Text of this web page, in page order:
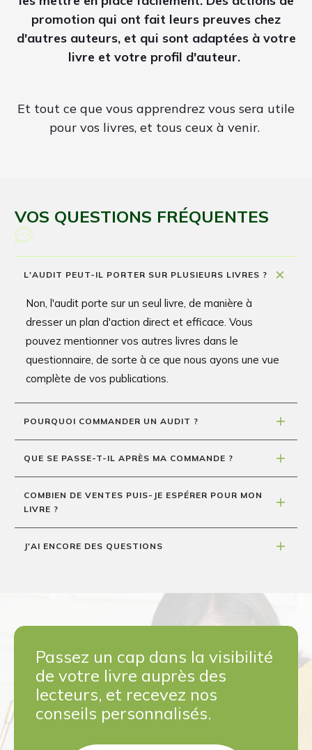
promotion qui ont fait leurs preuves chez
d'autres auteurs, et qui sont adaptées à votre
livre et votre profil d'auteur.
Et tout ce que vous apprendrez vous sera utile
pour vos livres, et tous ceux à venir.
VOS QUESTIONS FRÉQUENTES
L'AUDIT PEUT-IL PORTER SUR PLUSIEURS LIVRES ?
Non, l'audit porte sur un seul livre, de manière à
dresser un plan d'action direct et efficace. Vous
pouvez mentionner vos autres livres dans le
questionnaire, de sorte à ce que nous ayons une vue
complète de vos publications.
POURQUOI COMMANDER UN AUDIT ?
QUE SE PASSE-T-IL APRÈS MA COMMANDE ?
COMBIEN DE VENTES PUIS-JE ESPÉRER POUR MON
LIVRE ?
J'AI ENCORE DES QUESTIONS
Passez un cap dans la visibilité
de votre livre auprès des
lecteurs, et recevez nos
conseils personnalisés.